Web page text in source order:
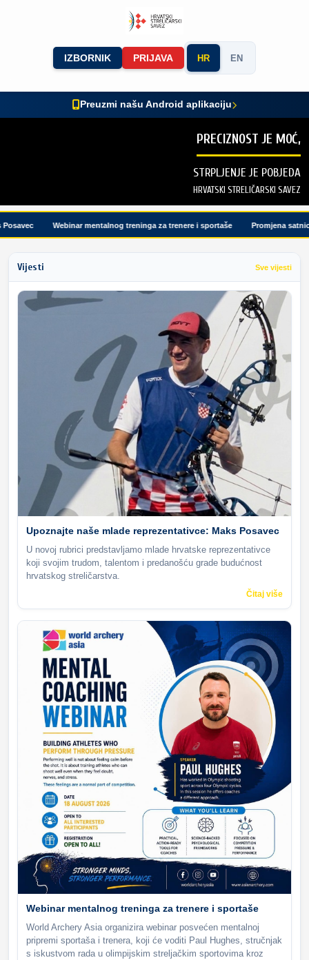
IZBORNIK PRIJAVA HR EN
Preuzmi našu Android aplikaciju
PRECIZNOST JE MOĆ,
STRPLJENJE JE POBJEDA
HRVATSKI STRELIČARSKI SAVEZ
Webinar mentalnog treninga za trenere i sportaše Promjena satnice
Vijesti Sve vijesti
Upoznajte naše mlade reprezentativce: Maks Posavec
U novoj rubrici predstavljamo mlade hrvatske reprezentativce
koji svojim trudom, talentom i predanošću grade budućnost
hrvatskog streličarstva.
Čitaj više
Webinar mentalnog treninga za trenere i sportaše
World Archery Asia organizira webinar posvećen mentalnoj
pripremi sportaša i trenera, koji će voditi Paul Hughes, stručnjak
s iskustvom rada u olimpijskim streljačkim sportovima kroz